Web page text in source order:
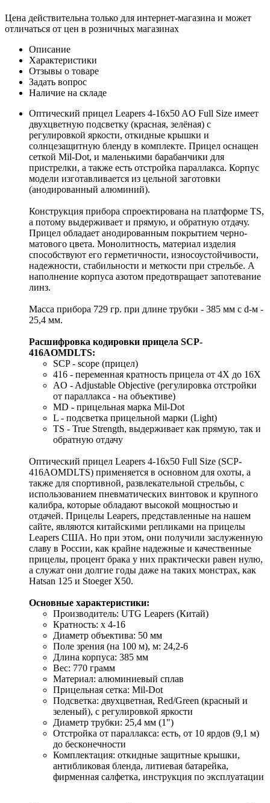
Цена действительна только для интернет-магазина и может
отличаться от цен в розничных магазинах
Описание
Характеристики
Отзывы о товаре
Задать вопрос
Наличие на складе
Оптический прицел Leapers 4-16x50 AO Full Size имеет
двухцветную подсветку (красная, зелёная) с
регулировкой яркости, откидные крышки и
солнцезащитную бленду в комплекте. Прицел оснащен
сеткой Mil-Dot, и маленькими барабанчики для
пристрелки, а также есть отстройка параллакса. Корпус
модели изготавливается из цельной заготовки
(анодированный алюминий).
Конструкция прибора спроектирована на платформе TS,
а потому выдерживает и прямую, и обратную отдачу.
Прицел обладает анодированным покрытием черно-
матового цвета. Монолитность, материал изделия
способствуют его герметичности, износоустойчивости,
надежности, стабильности и меткости при стрельбе. А
наполнение корпуса азотом предотвращает запотевание
линз.
Масса прибора 729 гр. при длине трубки - 385 мм с d-м -
25,4 мм.
Расшифровка кодировки прицела SCP-
416AOMDLTS:
SCP - scope (прицел)
416 - переменная кратность прицела от 4Х до 16Х
AO - Adjustable Objective (регулировка отстройки
от параллакса - на объективе)
MD - прицельная марка Mil-Dot
L - подсветка прицельной марки (Light)
TS - True Strength, выдерживает как прямую, так и
обратную отдачу
Оптический прицел Leapers 4-16x50 Full Size (SCP-
416AOMDLTS) применяется в основном для охоты, а
также для спортивной, развлекательной стрельбы, с
использованием пневматических винтовок и крупного
калибра, которые обладают высокой мощностью и
отдачей. Прицелы Leapers, представленные на нашем
сайте, являются китайскими репликами на прицелы
Leapers США. Но при этом, они получили заслуженную
славу в России, как крайне надежные и качественные
прицелы, процент брака у них практически равен нулю,
а служат они долгие годы даже на таких монстрах, как
Hatsan 125 и Stoeger X50.
Основные характеристики:
Производитель: UTG Leapers (Китай)
Кратность: x 4-16
Диаметр объектива: 50 мм
Поле зрения (на 100 м), м: 24,2-6
Длина корпуса: 385 мм
Вес: 770 грамм
Материал: алюминиевый сплав
Прицельная сетка: Mil-Dot
Подсветка: двухцветная, Red/Green (красный и
зеленый), с регулировкой яркости
Диаметр трубки: 25,4 мм (1")
Отстройка от параллакса: есть, от 10 ярдов (9,1 м)
до бесконечности
Комплектация: откидные защитные крышки,
антибликовая бленда, литиевая батарейка,
фирменная салфетка, инструкция по эксплуатации